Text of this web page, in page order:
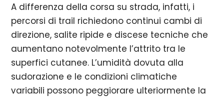
A differenza della corsa su strada, infatti, i
percorsi di trail richiedono continui cambi di
direzione, salite ripide e discese tecniche che
aumentano notevolmente l’attrito tra le
superfici cutanee. L’umidità dovuta alla
sudorazione e le condizioni climatiche
variabili possono peggiorare ulteriormente la